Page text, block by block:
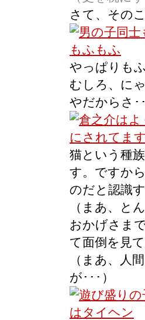
さて、その
やっぱりも
むしろ、に
やだからさ･
猫という種
す。ですか
のだと認識
（まあ、と
おかげさま
て面倒を見
（まあ、人
が･･･）